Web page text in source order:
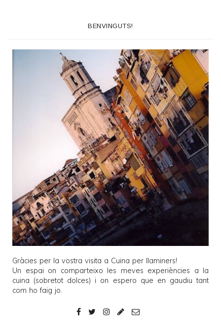
BENVINGUTS!
Gràcies per la vostra visita a Cuina per llaminers!
Un espai on comparteixo les meves experiències a la
cuina (sobretot dolces) i on espero que en gaudiu tant
com ho faig jo.